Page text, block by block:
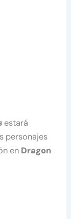
estará
personajes
en Dragon